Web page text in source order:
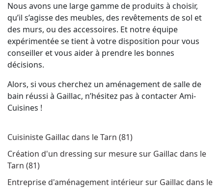
Nous avons une large gamme de produits à choisir,
qu’il s’agisse des meubles, des revêtements de sol et
des murs, ou des accessoires. Et notre équipe
expérimentée se tient à votre disposition pour vous
conseiller et vous aider à prendre les bonnes
décisions.
Alors, si vous cherchez un aménagement de salle de
bain réussi à Gaillac, n’hésitez pas à contacter Ami-
Cuisines !
Cuisiniste Gaillac dans le Tarn (81)
Création d'un dressing sur mesure sur Gaillac dans le
Tarn (81)
Entreprise d'aménagement intérieur sur Gaillac dans le